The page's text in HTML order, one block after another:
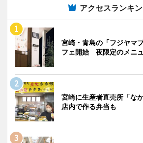
アクセスランキ
宮崎・青島の「フジヤマ
フェ開始 夜限定のメニ
宮崎に生産者直売所「な
店内で作る弁当も